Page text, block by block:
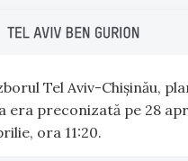
Tel Aviv-Chișinău,
era preconizată pe 28
ora 11:20.